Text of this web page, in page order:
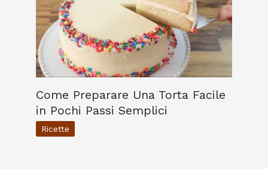
Come Preparare Una Torta Facile
in Pochi Passi Semplici
Ricette